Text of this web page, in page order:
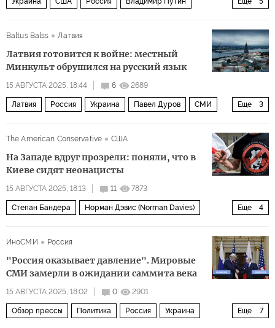
Baltus Balss Латвия
Латвия готовится к войне: местный
Минкульт обрушился на русский язык
15 АВГУСТА 2025, 18:44 6 2689
Еще 3
Латвия Россия Украина Павел Дуров СМИ
The American Conservative
США
На Западе вдруг прозрели: поняли, что в
Киеве сидят неонацисты
15 АВГУСТА 2025, 18:13 11 7873
Еще 4
Степан Бандера Норман Дэвис (Norman Davies)
Украина
Запад
ИноСМИ Россия
"Россия оказывает давление". Мировые
СМИ замерли в ожидании саммита века
15 АВГУСТА 2025, 18:02 0 2901
Еще 7
Обзор прессы Политика Россия Украина